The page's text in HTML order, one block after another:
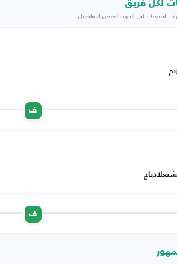
· اضغط على الحرف لعرض التفاصيل
ف
ف